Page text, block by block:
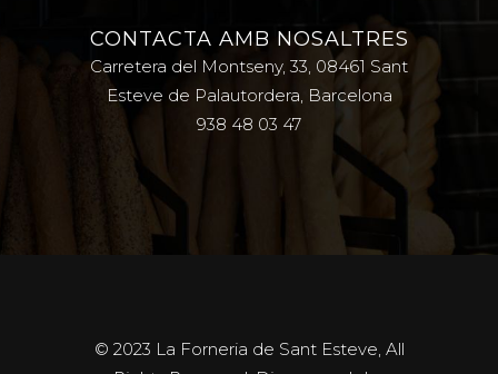
CONTACTA AMB NOSALTRES
Carretera del Montseny, 33, 08461 Sant
Esteve de Palautordera, Barcelona
938 48 03 47
© 2023 La Forneria de Sant Esteve, All